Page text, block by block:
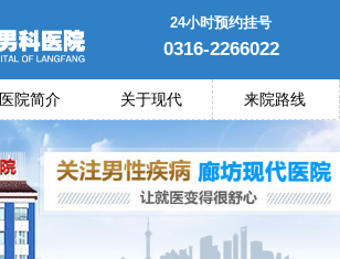
24小时预约挂号
0316-2266022
医院简介 关于现代 来院路线